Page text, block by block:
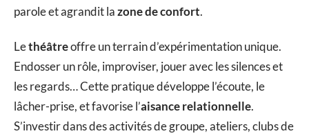
parole et agrandit lazone de confort.
Lethéâtreoffre un terrain d’expérimentation unique.
Endosser un rôle, improviser, jouer avec les silences et
les regards… Cette pratique développe l’écoute, le
lâcher-prise, et favorise l’aisance relationnelle.
S’investir dans des activités de groupe, ateliers, clubs de